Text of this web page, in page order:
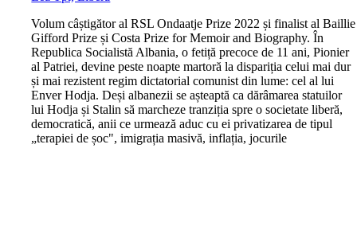
Volum câștigător al RSL Ondaatje Prize 2022 și finalist al Baillie
Gifford Prize și Costa Prize for Memoir and Biography. În
Republica Socialistă Albania, o fetiță precoce de 11 ani, Pionier
al Patriei, devine peste noapte martoră la dispariția celui mai dur
și mai rezistent regim dictatorial comunist din lume: cel al lui
Enver Hodja. Deși albanezii se așteaptă ca dărâmarea statuilor
lui Hodja și Stalin să marcheze tranziția spre o societate liberă,
democratică, anii ce urmează aduc cu ei privatizarea de tipul
„terapiei de șoc", imigrația masivă, inflația, jocurile